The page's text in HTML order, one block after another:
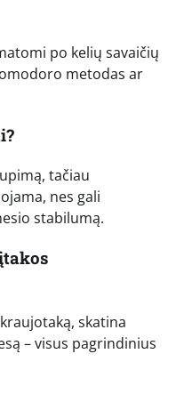
po kelių savaičių
metodas ar
tačiau
nes gali
stabilumą.
skatina
– visus pagrindinius